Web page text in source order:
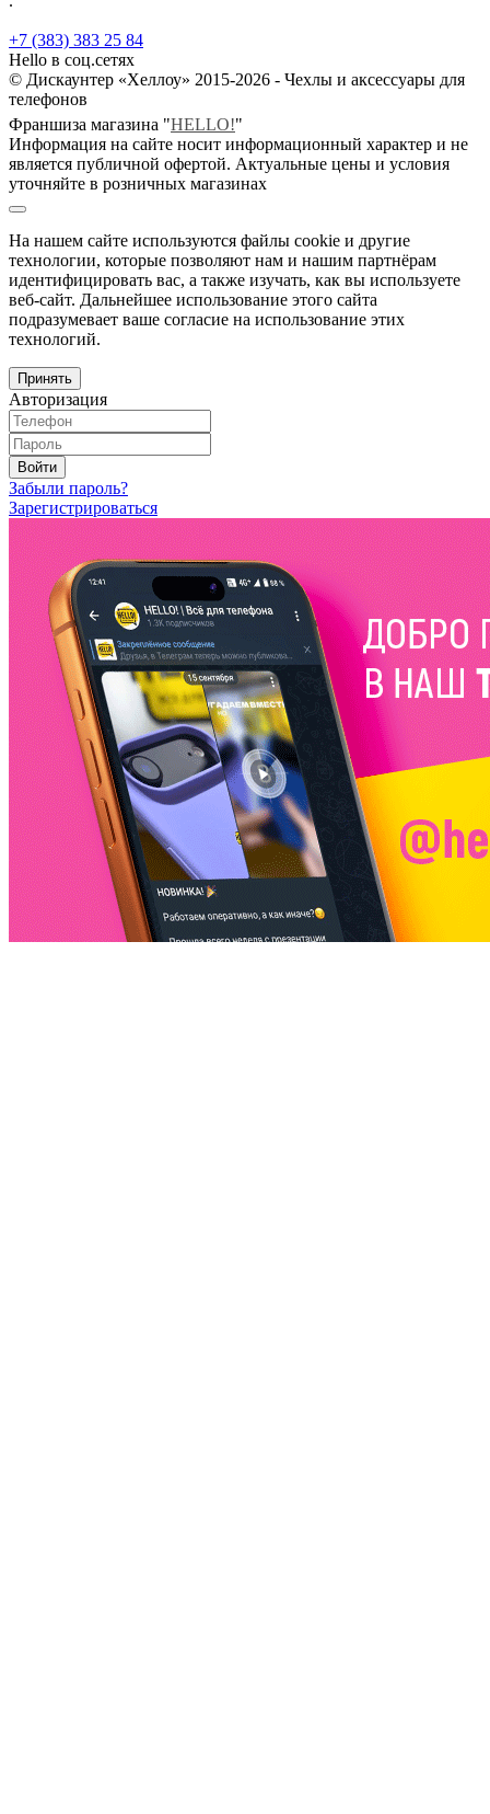
+7 (383) 383 25 84
Hello в соц.сетях
© Дискаунтер «Хеллоу» 2015-2026 - Чехлы и аксессуары для
телефонов
Франшиза магазина "HELLO!"
Информация на сайте носит информационный характер и не
является публичной офертой. Актуальные цены и условия
уточняйте в розничных магазинах
На нашем сайте используются файлы cookie и другие
технологии, которые позволяют нам и нашим партнёрам
идентифицировать вас, а также изучать, как вы используете
веб-сайт. Дальнейшее использование этого сайта
подразумевает ваше согласие на использование этих
технологий.
Принять
Авторизация
Войти
Забыли пароль?
Зарегистрироваться